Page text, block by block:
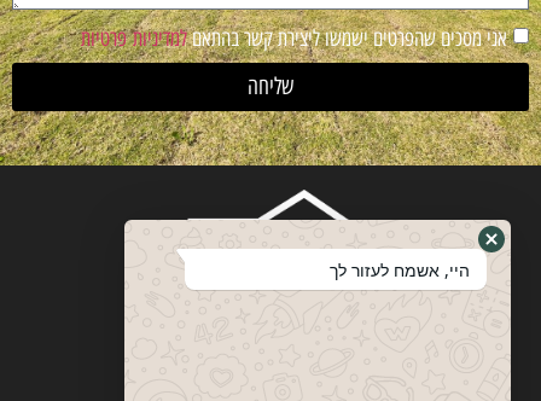
אני מסכים שהפרטים ישמשו ליצירת קשר בהתאםלמדיניות פרטיות
שליחה
היי, אשמח לעזור לך